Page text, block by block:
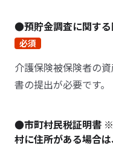
●預貯金調査に関す
必須
介護保険被保険者の
書の提出が必要です。
●市町村民税証明書
村に住所がある場合